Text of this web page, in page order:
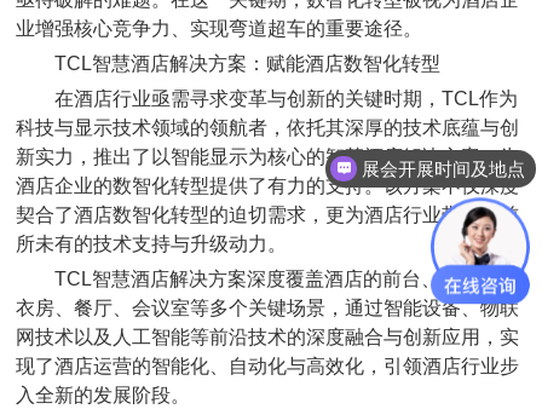
业增强核心竞争力、实现弯道超车的重要途径。
TCL智慧酒店解决方案：赋能酒店数智化转型
在酒店行业亟需寻求变革与创新的关键时期，TCL作为
科技与显示技术领域的领航者，依托其深厚的技术底蕴与创
新实力，推出了以智能显示为核心的智慧酒店解决方案，为
酒店企业的数智化转型提供了有力的支持。该方案不仅深度
契合了酒店数智化转型的迫切需求，更为酒店行业带来了前
所未有的技术支持与升级动力。
TCL智慧酒店解决方案深度覆盖酒店的前台、客房、洗
衣房、餐厅、会议室等多个关键场景，通过智能设备、物联
网技术以及人工智能等前沿技术的深度融合与创新应用，实
现了酒店运营的智能化、自动化与高效化，引领酒店行业步
入全新的发展阶段。
展会开展时间及地点